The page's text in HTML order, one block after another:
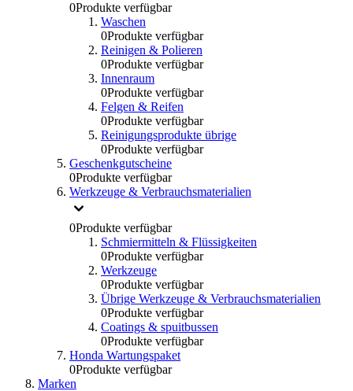
0Produkte verfügbar
Waschen
0Produkte verfügbar
Reinigen & Polieren
0Produkte verfügbar
Innenraum
0Produkte verfügbar
Felgen & Reifen
0Produkte verfügbar
Reinigungsprodukte übrige
0Produkte verfügbar
Geschenkgutscheine
0Produkte verfügbar
Werkzeuge & Verbrauchsmaterialien
0Produkte verfügbar
Schmiermitteln & Flüssigkeiten
0Produkte verfügbar
Werkzeuge
0Produkte verfügbar
Übrige Werkzeuge & Verbrauchsmaterialien
0Produkte verfügbar
Coatings & spuitbussen
0Produkte verfügbar
Honda Wartungspaket
0Produkte verfügbar
Marken